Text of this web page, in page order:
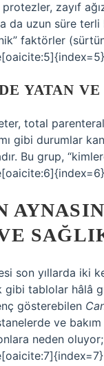
zayıf
da uzun süre terli
faktörler
YATAN
total
gibi durumlar
Bu grup,
son yıllarda iki
tablolar hâlâ
gösterebilen
ve bakım
neden